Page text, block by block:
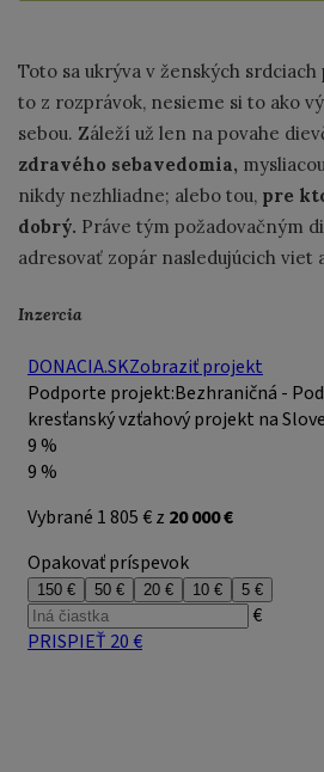
Toto sa ukrýva v ženských
to z rozprávok, nesieme si to ako
sebou. Záleží už len na povahe
zdravého sebavedomia,
nikdy nezhliadne; alebo tou, pre
dobrý. Práve tým požadovačným
adresovať zopár nasledujúcich viet
Inzercia